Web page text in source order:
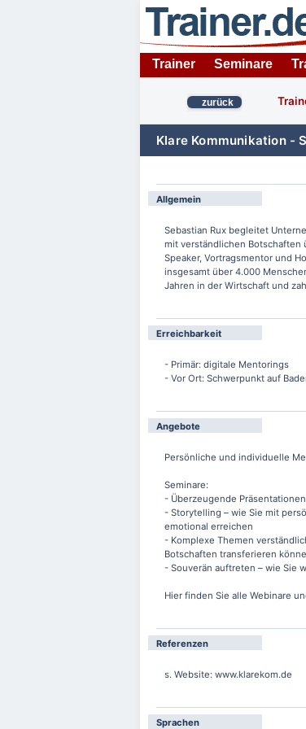
Trainer Seminare
zurück
Klare Kommunikation -
Allgemein
Sebastian Rux begleitet
mit verständlichen Botschaften
Speaker, Vortragsmentor und
insgesamt über 4.000
Jahren in der Wirtschaft und
Erreichbarkeit
- Primär: digitale Mentorings
- Vor Ort: Schwerpunkt auf
Angebote
Persönliche und individuelle
Seminare:
- Überzeugende
- Storytelling – wie Sie mit
emotional erreichen
- Komplexe Themen
Botschaften transferieren
- Souverän auftreten – wie Sie
Hier finden Sie alle Webinare
Referenzen
s. Website: www.klarekom.de
Sprachen